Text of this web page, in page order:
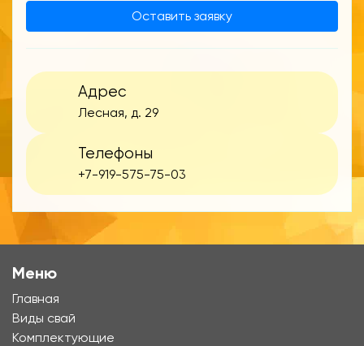
Оставить заявку
Адрес
Лесная, д. 29
Телефоны
+7-919-575-75-03
Меню
Главная
Виды свай
Комплектующие